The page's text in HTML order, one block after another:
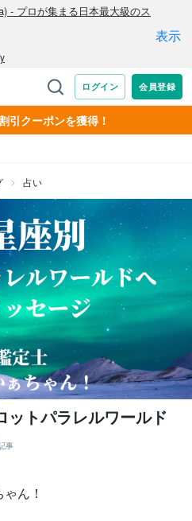
引クーポンを獲得！
占い
ットパラレルワールド
事
ん！